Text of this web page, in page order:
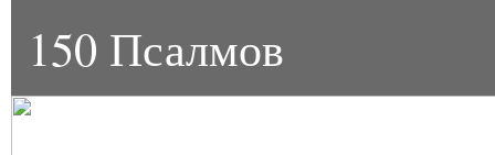
150 Псалмов